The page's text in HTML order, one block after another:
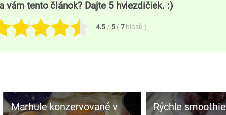
vám tento článok? Dajte 5 hviezdičiek. :)
4.5 / 5 (7 hlasů )
Marhule konzervované v
Rýchle smoothie